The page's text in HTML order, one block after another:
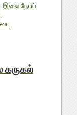
இலை நோய்
கருகல்